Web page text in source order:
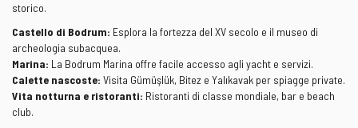
storico.
Castello di Bodrum: Esplora la fortezza del XV secolo e il museo di
archeologia subacquea.
Marina: La Bodrum Marina offre facile accesso agli yacht e servizi.
Calette nascoste: Visita Gümüşlük, Bitez e Yalıkavak per spiagge private.
Vita notturna e ristoranti: Ristoranti di classe mondiale, bar e beach
club.